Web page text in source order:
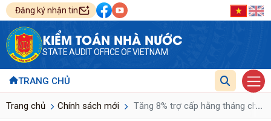
Đăng ký nhận tin
KIỂM TOÁN NHÀ NƯỚC
STATE AUDIT OFFICE OF VIETNAM
TRANG CHỦ
Trang chủ Chính sách mới Tăng 8% trợ cấp hằng tháng cho
...